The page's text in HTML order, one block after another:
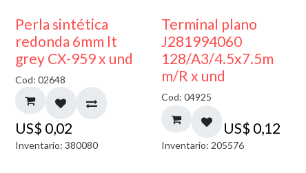
Perla sintética
redonda 6mm lt
grey CX-959 x und
Cod: 02648
US$ 0,02
Inventario: 380080
Terminal plano
J281994060
128/A3/4.5x7.5m
m/R x und
Cod: 04925
US$ 0,12
Inventario: 205576